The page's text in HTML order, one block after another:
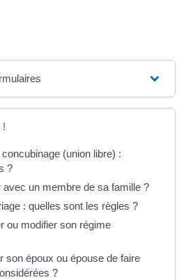
!
(union libre) :
?
avec un membre de sa famille ?
: quelles sont les règles ?
ou modifier son régime
son époux ou épouse de faire
?